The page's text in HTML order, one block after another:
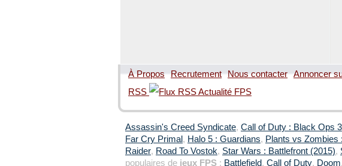
À Propos Recrutement Nous contacter Annoncer
RSS
Assassin's Creed Syndicate, Call of Duty : Black Ops 3
Far Cry Primal , Halo 5 : Guardians, Plants vs Zombies
Raider, Road To Vostok, Star Wars : Battlefront (2015),
populaires de jeux FPS : Battlefield, Call of Duty, Doom,